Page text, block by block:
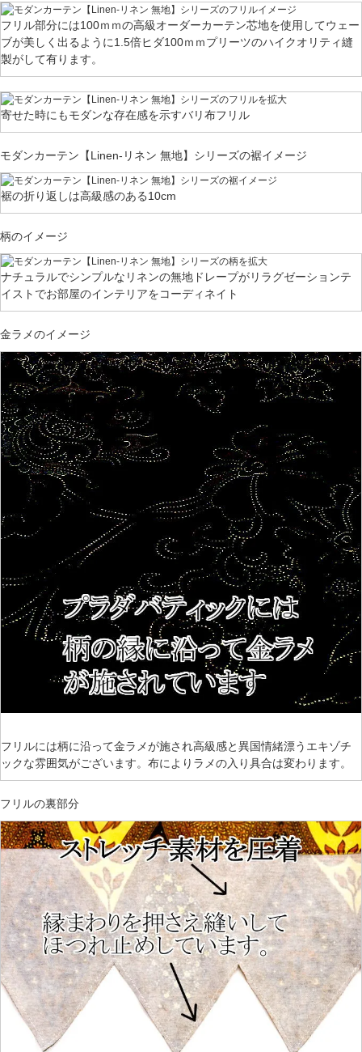
フリル部分には100ｍｍの高級オーダーカーテン芯地を使用してウェー
ブが美しく出るように1.5倍ヒダ100ｍｍプリーツのハイクオリティ縫
製がして有ります。
寄せた時にもモダンな存在感を示すバリ布フリル
モダンカーテン【Linen-リネン 無地】シリーズの裾イメージ
裾の折り返しは高級感のある10cm
柄のイメージ
ナチュラルでシンプルなリネンの無地ドレープがリラグゼーションテ
イストでお部屋のインテリアをコーディネイト
金ラメのイメージ
フリルには柄に沿って金ラメが施され高級感と異国情緒漂うエキゾチ
ックな雰囲気がございます。布によりラメの入り具合は変わります。
フリルの裏部分